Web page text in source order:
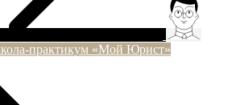
практикум «Мой Юрист»